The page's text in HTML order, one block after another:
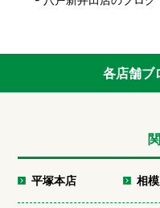
各店舗ブ
平塚本店 相